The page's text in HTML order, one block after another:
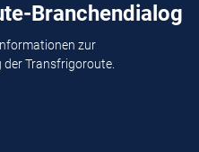
Branchendialog
zur
Transfrigoroute.